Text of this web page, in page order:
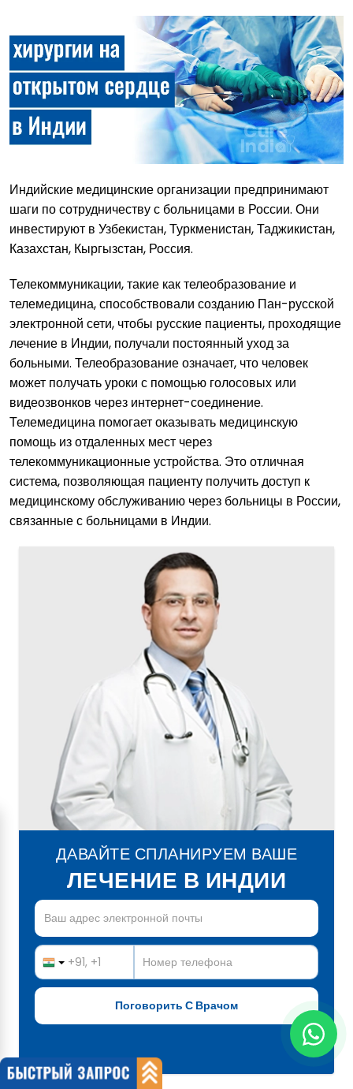
Индийские медицинские организации предпринимают
шаги по сотрудничеству с больницами в России. Они
инвестируют в Узбекистан, Туркменистан, Таджикистан,
Казахстан, Кыргызстан, Россия.
Телекоммуникации, такие как телеобразование и
телемедицина, способствовали созданию Пан-русской
электронной сети, чтобы русские пациенты, проходящие
лечение в Индии, получали постоянный уход за
больными. Телеобразование означает, что человек
может получать уроки с помощью голосовых или
видеозвонков через интернет-соединение.
Телемедицина помогает оказывать медицинскую
помощь из отдаленных мест через
телекоммуникационные устройства. Это отличная
система, позволяющая пациенту получить доступ к
медицинскому обслуживанию через больницы в России,
связанные с больницами в Индии.
ДАВАЙТЕ СПЛАНИРУЕМ ВАШЕ
ЛЕЧЕНИЕ В ИНДИИ